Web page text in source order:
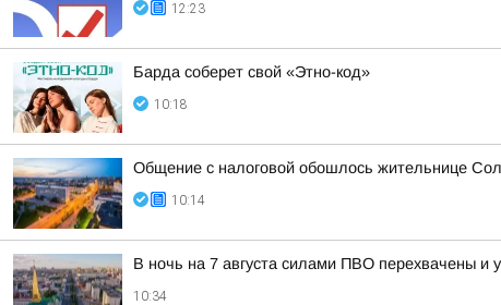
12:23
Барда соберет свой «Этно-код»
10:18
Общение с налоговой обошлось жительнице
10:14
В ночь на 7 августа силами ПВО перехвачены и
10:34